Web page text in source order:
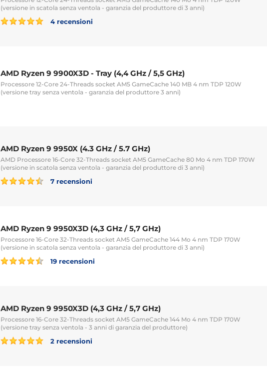
(versione in scatola senza ventola - garanzia del produttore di 3 anni)
4 recensioni
AMD Ryzen 9 9900X3D - Tray (4,4 GHz / 5,5 GHz)
Processore 12-Core 24-Threads socket AM5 GameCache 140 MB 4 nm TDP 120W
(versione tray senza ventola - garanzia del produttore 3 anni)
AMD Ryzen 9 9950X (4.3 GHz / 5.7 GHz)
AMD Processore 16-Core 32-Threads socket AM5 GameCache 80 Mo 4 nm TDP 170W
(versione in scatola senza ventola - garanzia del produttore di 3 anni)
7 recensioni
AMD Ryzen 9 9950X3D (4,3 GHz / 5,7 GHz)
Processore 16-Core 32-Threads socket AM5 GameCache 144 Mo 4 nm TDP 170W
(versione in scatola senza ventola - garanzia del produttore di 3 anni)
19 recensioni
AMD Ryzen 9 9950X3D (4,3 GHz / 5,7 GHz)
Processore 16-Core 32-Threads socket AM5 GameCache 144 Mo 4 nm TDP 170W
(versione tray senza ventola - 3 anni di garanzia del produttore)
2 recensioni